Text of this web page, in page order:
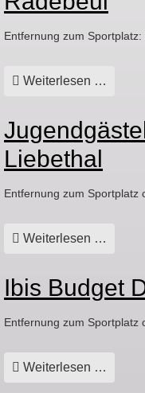
Entfernung zum Sportplatz:
Weiterlesen …
Liebethal
Entfernung zum Sportplatz
Weiterlesen …
Ibis Budget
Entfernung zum Sportplatz
Weiterlesen …